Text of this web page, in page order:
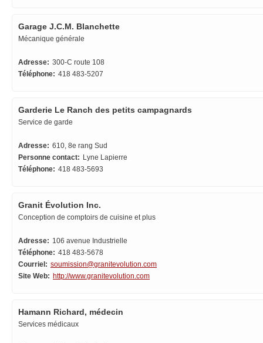
Garage J.C.M. Blanchette
Mécanique générale
Adresse: 300-C route 108
Téléphone: 418 483-5207
Garderie Le Ranch des petits campagnards
Service de garde
Adresse: 610, 8e rang Sud
Personne contact: Lyne Lapierre
Téléphone: 418 483-5693
Granit Évolution Inc.
Conception de comptoirs de cuisine et plus
Adresse: 106 avenue Industrielle
Téléphone: 418 483-5678
Courriel: soumission@granitevolution.com
Site Web: http://www.granitevolution.com
Hamann Richard, médecin
Services médicaux